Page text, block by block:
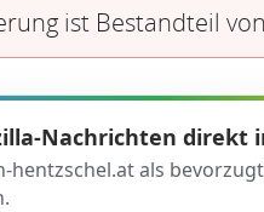
ist Bestandteil
Nachrichten direkt
hentzschel.at als